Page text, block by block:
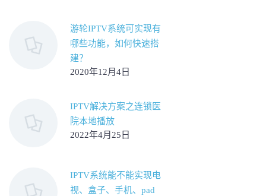
游轮IPTV系统可实现有
哪些功能，如何快速搭
建？
2020年12月4日
IPTV解决方案之连锁医
院本地播放
2022年4月25日
IPTV系统能不能实现电
视、盒子、手机、pad